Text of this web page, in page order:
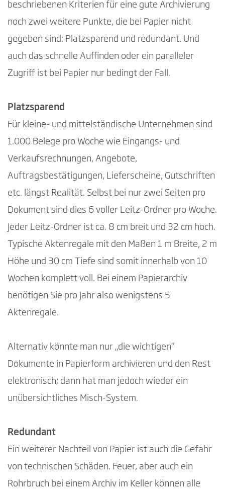
beschriebenen Kriterien für eine gute Archivierung
noch zwei weitere Punkte, die bei Papier nicht
gegeben sind: Platzsparend und redundant. Und
auch das schnelle Auffinden oder ein paralleler
Zugriff ist bei Papier nur bedingt der Fall.
Platzsparend
Für kleine- und mittelständische Unternehmen sind
1.000 Belege pro Woche wie Eingangs- und
Verkaufsrechnungen, Angebote,
Auftragsbestätigungen, Lieferscheine, Gutschriften
etc. längst Realität. Selbst bei nur zwei Seiten pro
Dokument sind dies 6 voller Leitz-Ordner pro Woche.
Jeder Leitz-Ordner ist ca. 8 cm breit und 32 cm hoch.
Typische Aktenregale mit den Maßen 1 m Breite, 2 m
Höhe und 30 cm Tiefe sind somit innerhalb von 10
Wochen komplett voll. Bei einem Papierarchiv
benötigen Sie pro Jahr also wenigstens 5
Aktenregale.
Alternativ könnte man nur „die wichtigen“
Dokumente in Papierform archivieren und den Rest
elektronisch; dann hat man jedoch wieder ein
unübersichtliches Misch-System.
Redundant
Ein weiterer Nachteil von Papier ist auch die Gefahr
von technischen Schäden. Feuer, aber auch ein
Rohrbruch bei einem Archiv im Keller können alle